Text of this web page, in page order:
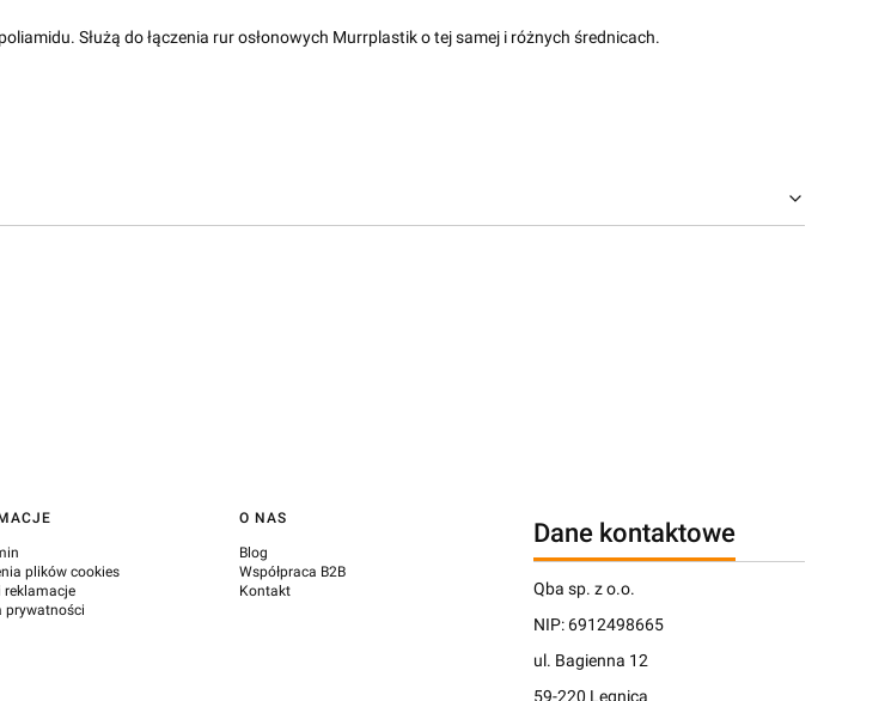
Służą do łączenia rur osłonowych Murrplastik o tej samej i różnych średnicach.
plików cookies
reklamacje
prywatności
O NAS
Blog
Współpraca B2B
Kontakt
Dane kontaktowe
Qba sp. z o.o.
NIP: 6912498665
ul. Bagienna 12
59-220 Legnica